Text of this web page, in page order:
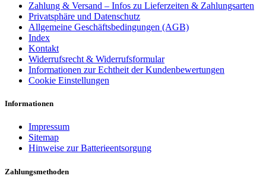
Zahlung & Versand – Infos zu Lieferzeiten & Zahlungsarten
Privatsphäre und Datenschutz
Allgemeine Geschäftsbedingungen (AGB)
Index
Kontakt
Widerrufsrecht & Widerrufsformular
Informationen zur Echtheit der Kundenbewertungen
Cookie Einstellungen
Informationen
Impressum
Sitemap
Hinweise zur Batterieentsorgung
Zahlungsmethoden